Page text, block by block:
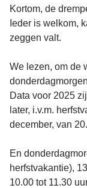
Kortom, de
Ieder is welkom,
zeggen valt.
We lezen, om de
Data voor 2025
later, i.v.m.
december, van
En
herfstvakantie),
10.00 tot 11.30